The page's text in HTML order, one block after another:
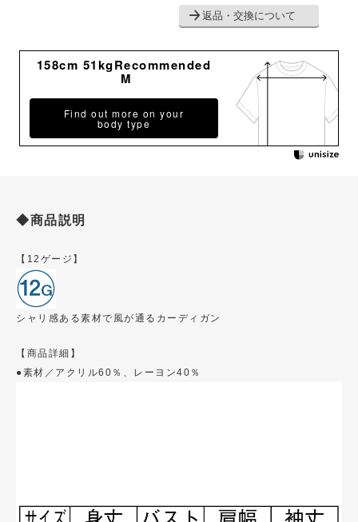
返品・交換について
158cm 51kgRecommended
M
Find out more on your
body type
◆商品説明
【12ゲージ】
シャリ感ある素材で風が通るカーディガン
【商品詳細】
●素材／アクリル60％、レーヨン40％